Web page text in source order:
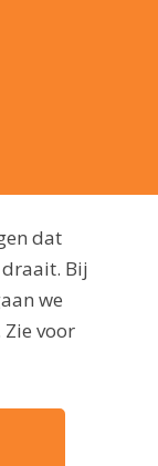
je
dat
Bij
we
voor